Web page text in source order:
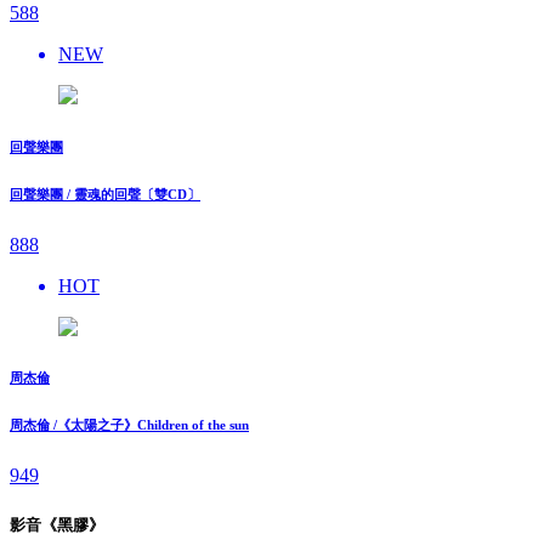
588
NEW
回聲樂團
回聲樂團 / 靈魂的回聲〔雙CD〕
888
HOT
周杰倫
周杰倫 /《太陽之子》Children of the sun
949
影音《黑膠》